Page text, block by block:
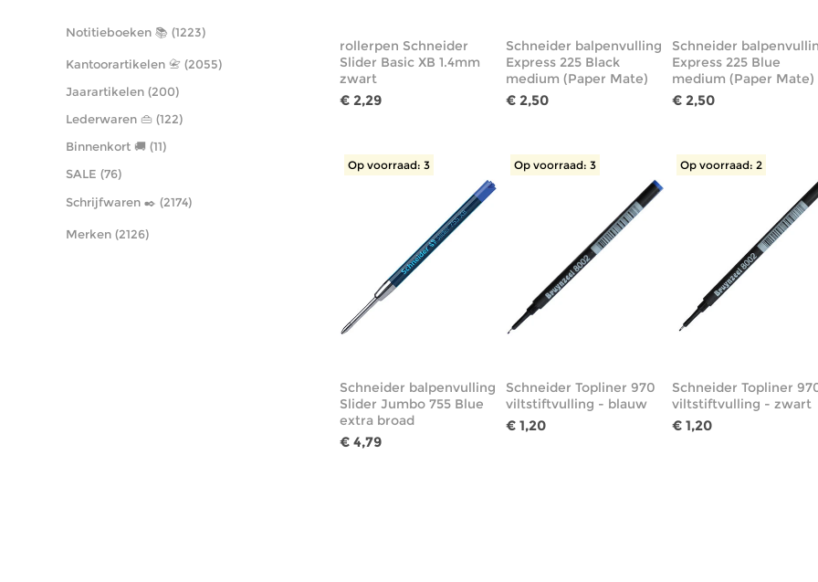
rollerpen Schneider
Slider Basic XB 1.4mm
zwart
€ 2,29
Schneider balpenvulling
Express 225 Black
medium (Paper Mate)
€ 2,50
Schneider
Express 225 Blue
medium (Paper Mate)
€ 2,50
Op voorraad: 3
Schneider balpenvulling
Slider Jumbo 755 Blue
extra broad
€ 4,79
Op voorraad: 3
Schneider Topliner 970
viltstiftvulling - blauw
€ 1,20
Op voorraad: 2
Schneider Topliner
viltstiftvulling - zwart
€ 1,20
Notitieboeken 📚 (1223)
Kantoorartikelen 📇 (2055)
Jaarartikelen (200)
Lederwaren 👜 (122)
Binnenkort 🚚 (11)
SALE (76)
Schrijfwaren ✒️ (2174)
Merken (2126)